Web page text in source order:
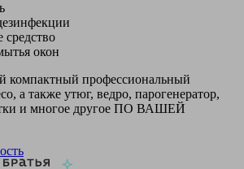
средство
окон
компактный профессиональный
а также утюг, ведро, парогенератор,
и многое другое ПО ВАШЕЙ